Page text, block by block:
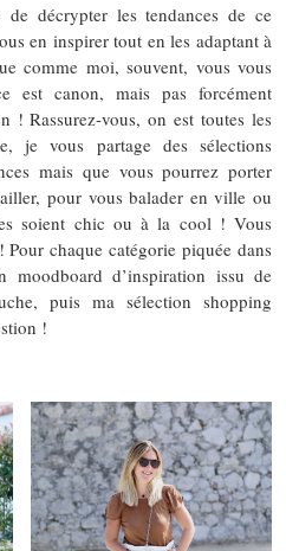
décrypter les tendances de ce
en inspirer tout en les adaptant à
comme moi, souvent, vous vous
est canon, mais pas forcément
! Rassurez-vous, on est toutes les
je vous partage des sélections
mais que vous pourrez porter
pour vous balader en ville ou
soient chic ou à la cool ! Vous
chaque catégorie piquée dans
moodboard d’inspiration issu de
puis ma sélection shopping
!